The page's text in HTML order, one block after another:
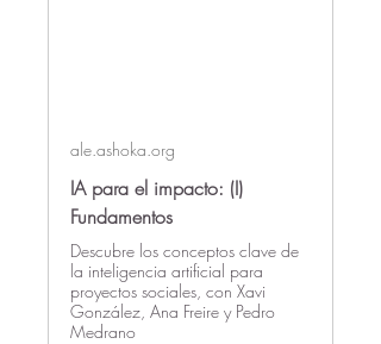
ale.ashoka.org
IA para el impacto: (I)
Fundamentos
Descubre los conceptos clave de
la inteligencia artificial para
proyectos sociales, con Xavi
González, Ana Freire y Pedro
Medrano